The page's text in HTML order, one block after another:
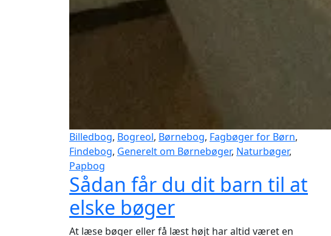
Billedbog, Bogreol, Børnebog, Fagbøger for Børn,
Findebog, Generelt om Børnebøger, Naturbøger,
Papbog
Sådan får du dit barn til at
elske bøger
At læse bøger eller få læst højt har altid været en